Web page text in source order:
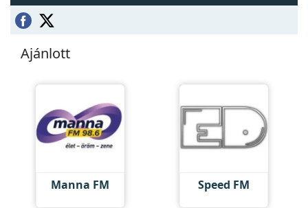
Ajánlott
Manna FM Speed FM